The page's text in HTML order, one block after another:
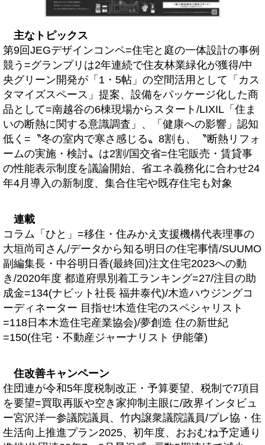
主なトピックス
第9回JEGデザインコンペ=住宅と庭の一体設計の事例
競う=グランプリは2年連続で住友林業緑化が獲得/中
央グリーン開発が「1・5帖」の空間活用として「カス
タマイズスペース」提案、設備をパッケージ化した商
品として=南越谷の6棟現場からスタート/LIXIL「住ま
いの断熱に関する意識調査」、「健康への影響」認知
低く=〝冬の室内で寒さ感じる〟8割も、〝断熱リフォ
ームの実施・検討〟は2割/国交省=住宅販売・賃貸事
の性能表示制度を議論開始、省エネ義務化に合わせ24
年4月導入の新制度、集合住宅や既存住宅も対象
連載
コラム「ひと」=移住・住みかえ支援機構代表理事の
大垣尚司さん/データから知る明日の住宅事情/SUUMO
副編集長・中谷明日香(最終回)注文住宅2023への動
き/2020年度 都道府県別着工ランキング=27/注目の助
成金=134(ナビット社長 福井泰代)/木造ハウジングコ
ーディネーター 目指せ!木造住宅のスペシャリスト
=118日本木造住宅産業協会)/夢創造 住の新世紀
=150(住宅・不動産ジャーナリスト 伊能肇)
住改善キャンペーン
住団連が令和5年度税制改正・予算要望、税制で7項目
を要望=買取再販や空き家抑制主眼に/政界インタビュ
ー宮沢洋一参議院議員、竹内譲衆議院議員/プレ協・住
生活向上推進プラン2025、初年度、おおむね予定通り